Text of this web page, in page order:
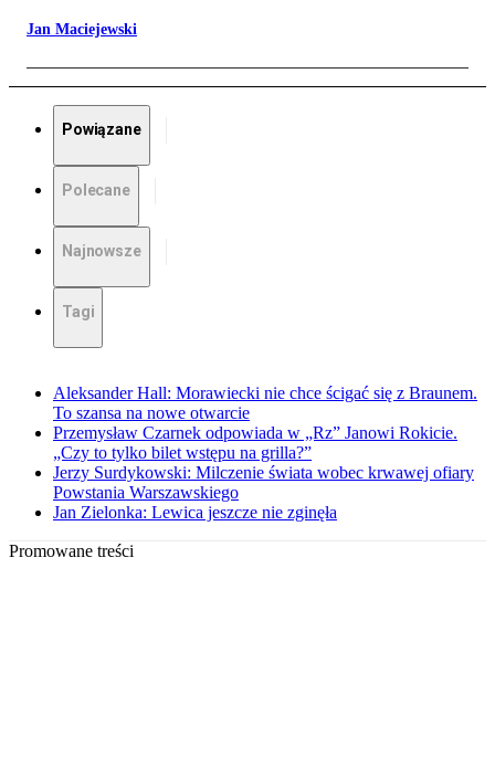
Jan Maciejewski
Powiązane
Polecane
Najnowsze
Tagi
Aleksander Hall: Morawiecki nie chce ścigać się z Braunem.
To szansa na nowe otwarcie
Przemysław Czarnek odpowiada w „Rz” Janowi Rokicie.
„Czy to tylko bilet wstępu na grilla?”
Jerzy Surdykowski: Milczenie świata wobec krwawej ofiary
Powstania Warszawskiego
Jan Zielonka: Lewica jeszcze nie zginęła
Promowane treści